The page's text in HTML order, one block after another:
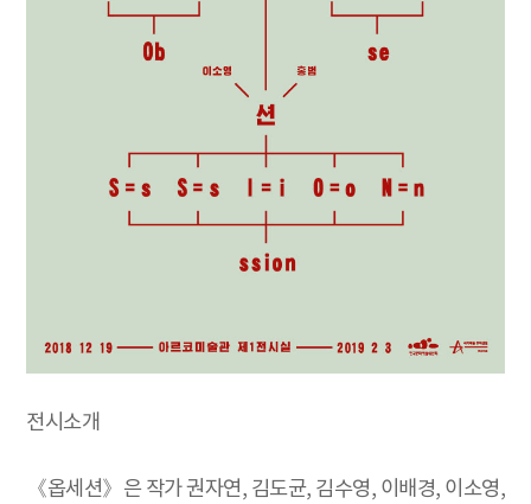
전시소개
《옵세션》은 작가 권자연, 김도균, 김수영, 이배경, 이소영,